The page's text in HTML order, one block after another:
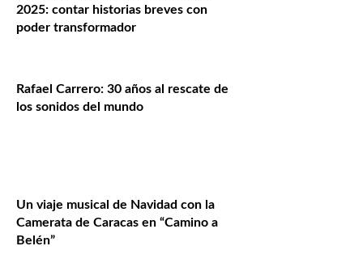
2025: contar historias breves con
poder transformador
Rafael Carrero: 30 años al rescate de
los sonidos del mundo
Un viaje musical de Navidad con la
Camerata de Caracas en “Camino a
Belén”